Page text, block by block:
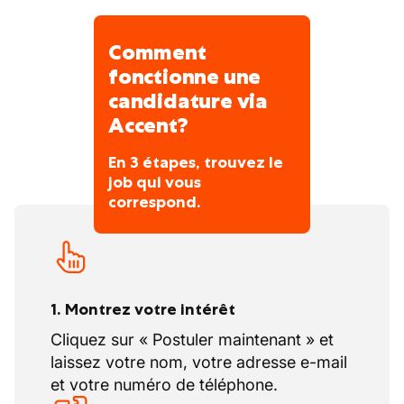
Comment
fonctionne une
candidature via
Accent?
En 3 étapes, trouvez le
job qui vous
correspond.
1. Montrez votre intérêt
Cliquez sur « Postuler maintenant » et
laissez votre nom, votre adresse e-mail
et votre numéro de téléphone.